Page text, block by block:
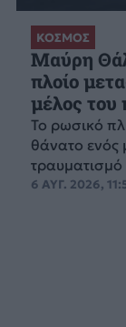
ΚΟΣΜΟΣ
Μαύρη
πλοίο
μέλος
Το ρωσικό
θάνατο ενός
6 ΑΥΓ. 2026,